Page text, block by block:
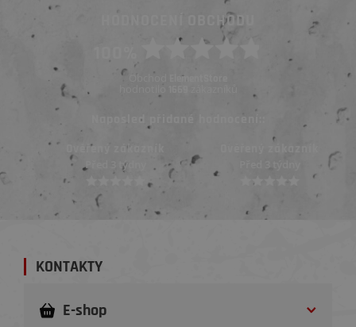
HODNOCENÍ OBCHODU
Obchod ElementStore
hodnotilo
Naposled přidané hodnocení::
Ověřený zákazník
Před 3 týdny
KONTAKTY
E-shop